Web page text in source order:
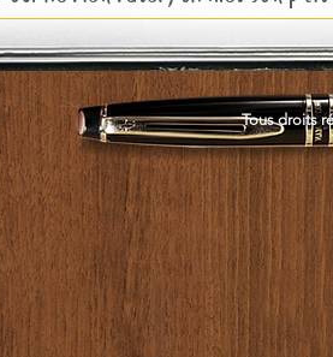
Tous droits